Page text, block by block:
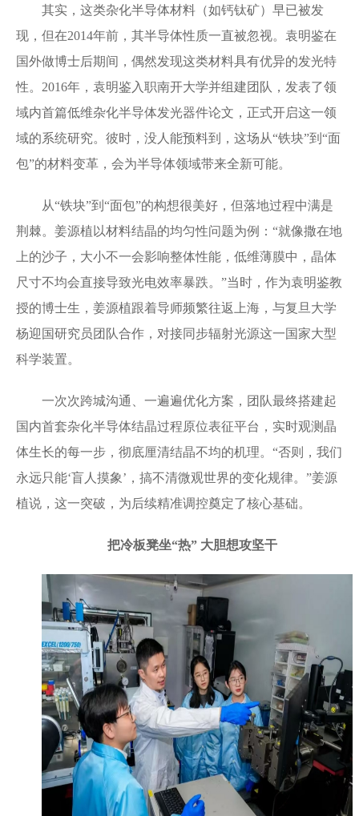
其实，这类杂化半导体材料（如钙钛矿）早已被发
现，但在2014年前，其半导体性质一直被忽视。袁明鉴在
国外做博士后期间，偶然发现这类材料具有优异的发光特
性。2016年，袁明鉴入职南开大学并组建团队，发表了领
域内首篇低维杂化半导体发光器件论文，正式开启这一领
域的系统研究。彼时，没人能预料到，这场从“铁块”到“面
包”的材料变革，会为半导体领域带来全新可能。
从“铁块”到“面包”的构想很美好，但落地过程中满是
荆棘。姜源植以材料结晶的均匀性问题为例：“就像撒在地
上的沙子，大小不一会影响整体性能，低维薄膜中，晶体
尺寸不均会直接导致光电效率暴跌。”当时，作为袁明鉴教
授的博士生，姜源植跟着导师频繁往返上海，与复旦大学
杨迎国研究员团队合作，对接同步辐射光源这一国家大型
科学装置。
一次次跨城沟通、一遍遍优化方案，团队最终搭建起
国内首套杂化半导体结晶过程原位表征平台，实时观测晶
体生长的每一步，彻底厘清结晶不均的机理。“否则，我们
永远只能‘盲人摸象’，搞不清微观世界的变化规律。”姜源
植说，这一突破，为后续精准调控奠定了核心基础。
把冷板凳坐“热” 大胆想攻坚干